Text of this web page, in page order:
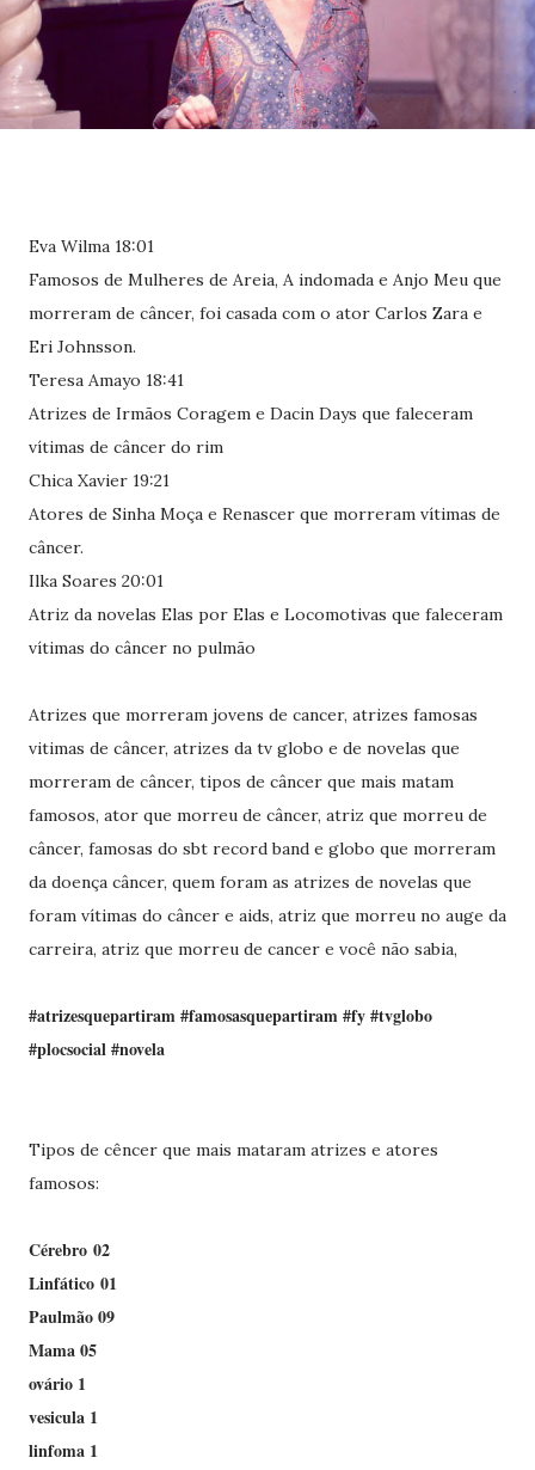
Eva Wilma 18:01
Famosos de Mulheres de Areia, A indomada e Anjo Meu que
morreram de câncer, foi casada com o ator Carlos Zara e
Eri Johnsson.
Teresa Amayo 18:41
Atrizes de Irmãos Coragem e Dacin Days que faleceram
vítimas de câncer do rim
Chica Xavier 19:21
Atores de Sinha Moça e Renascer que morreram vítimas de
câncer.
Ilka Soares 20:01
Atriz da novelas Elas por Elas e Locomotivas que faleceram
vítimas do câncer no pulmão
Atrizes que morreram jovens de cancer, atrizes famosas
vitimas de câncer, atrizes da tv globo e de novelas que
morreram de câncer, tipos de câncer que mais matam
famosos, ator que morreu de câncer, atriz que morreu de
câncer, famosas do sbt record band e globo que morreram
da doença câncer, quem foram as atrizes de novelas que
foram vítimas do câncer e aids, atriz que morreu no auge da
carreira, atriz que morreu de cancer e você não sabia,
#atrizesquepartiram #famosasquepartiram #fy #tvglobo
#plocsocial #novela
Tipos de cêncer que mais mataram atrizes e atores
famosos:
Cérebro 02
Linfático 01
Paulmão 09
Mama 05
ovário 1
vesicula 1
linfoma 1